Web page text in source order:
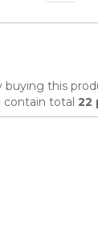
buying this
contain total 22